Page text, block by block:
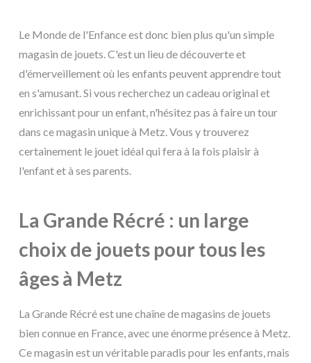
Le Monde de l'Enfance est donc bien plus qu'un simple
magasin de jouets. C'est un lieu de découverte et
d'émerveillement où les enfants peuvent apprendre tout
en s'amusant. Si vous recherchez un cadeau original et
enrichissant pour un enfant, n'hésitez pas à faire un tour
dans ce magasin unique à Metz. Vous y trouverez
certainement le jouet idéal qui fera à la fois plaisir à
l'enfant et à ses parents.
La Grande Récré : un large
choix de jouets pour tous les
âges à Metz
La Grande Récré est une chaîne de magasins de jouets
bien connue en France, avec une énorme présence à Metz.
Ce magasin est un véritable paradis pour les enfants, mais